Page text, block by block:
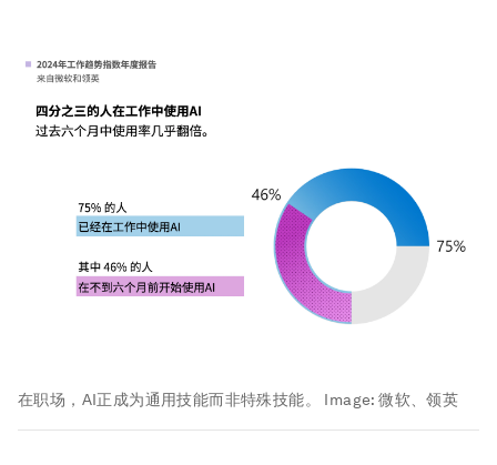
在职场，AI正成为通用技能而非特殊技能。 Image:微软、领英